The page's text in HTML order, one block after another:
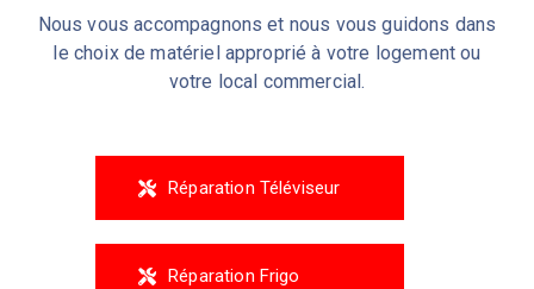
Nous vous accompagnons et nous vous guidons dans
le choix de matériel approprié à votre logement ou
votre local commercial.
Réparation Téléviseur
Réparation Frigo